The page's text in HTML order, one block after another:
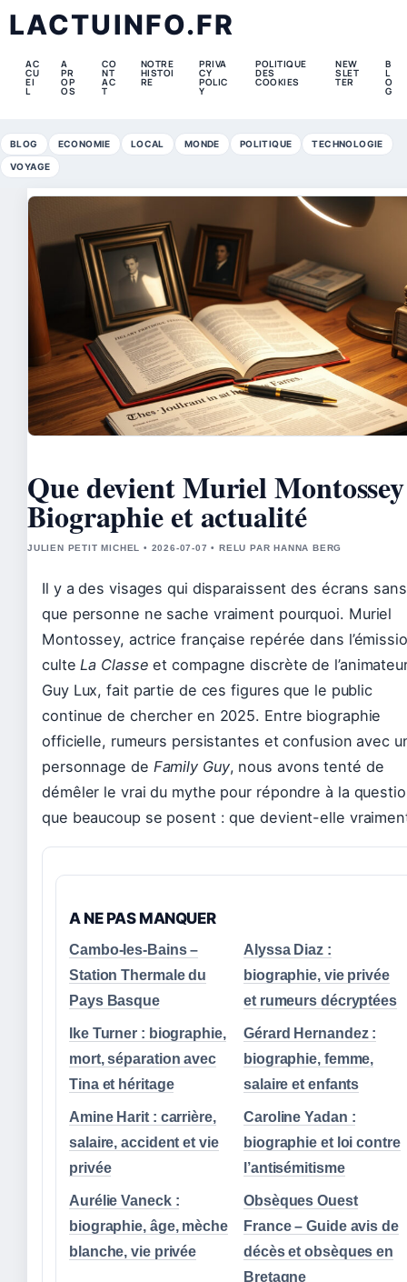
LACTUINFO.FR
AC
CU
EI
L
A
PR
OP
OS
CO
NT
AC
T
NOTRE
HISTOI
RE
PRIVA
CY
POLIC
Y
POLITIQUE
DES
COOKIES
NEW
SLET
TER
B
L
O
G
BLOG ECONOMIE LOCAL MONDE POLITIQUE TECHNOLOGIE
VOYAGE
Que devient Muriel
Biographie et actualité
JULIEN PETIT MICHEL • 2026-07-07 • RELU PAR HANNA BERG
Il y a des visages qui disparaissent des écrans sans
que personne ne sache vraiment pourquoi. Muriel
Montossey, actrice française repérée dans
culte La Classe et compagne discrète de
Guy Lux, fait partie de ces figures que le public
continue de chercher en 2025. Entre biographie
officielle, rumeurs persistantes et confusion avec
personnage de Family Guy, nous avons tenté de
démêler le vrai du mythe pour répondre à la
que beaucoup se posent : que devient-elle
A NE PAS MANQUER
Cambo-les-Bains –
Station Thermale du
Pays Basque
Alyssa Diaz :
biographie, vie privée
et rumeurs décryptées
Ike Turner : biographie,
mort, séparation avec
Tina et héritage
Gérard Hernandez :
biographie, femme,
salaire et enfants
Amine Harit : carrière,
salaire, accident et vie
privée
Caroline Yadan :
biographie et loi contre
l’antisémitisme
Aurélie Vaneck :
biographie, âge, mèche
blanche, vie privée
Obsèques Ouest
France – Guide avis de
décès et obsèques en
Bretagne